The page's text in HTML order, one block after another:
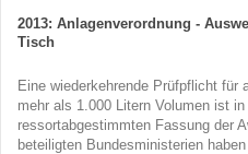
2013: Anlagenverordnung -
Tisch
Eine wiederkehrende Prüfpflicht für
mehr als 1.000 Litern Volumen ist
ressortabgestimmten Fassung der
beteiligten Bundesministerien